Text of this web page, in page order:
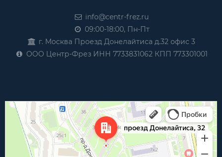
info@centr-frez.ru
09:00-18:00, Пн-Пт
г. Москва Проезд Донелайтиса д.32 офис 3
ООО Центр-Фрез ИНН 7733831062 КПП 773301001